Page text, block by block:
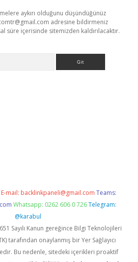
aykırı olduğunu düşündüğünüz
adresine bildirmeniz
süre içerisinde sitemizden kaldırılacaktır.
E-mail: backlinkpaneli@gmail.com Teams:
Whatsapp: 0262 606 0 726 Telegram:
@karabul
Sayılı Kanun gereğince Bilgi Teknolojileri
tarafından onaylanmış bir Yer Sağlayıcı
Bu nedenle, sitedeki içerikleri proaktif